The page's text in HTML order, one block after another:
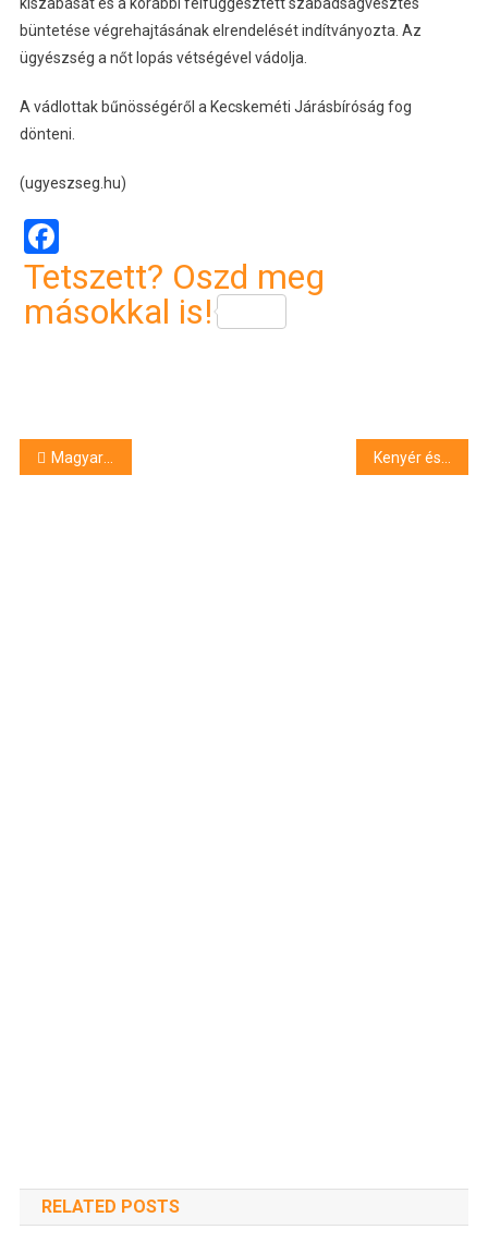
büntetése végrehajtásának elrendelését indítványozta. Az
ügyészség a nőt lopás vétségével vádolja.
A vádlottak bűnösségéről a Kecskeméti Járásbíróság fog
dönteni.
(ugyeszseg.hu)
Facebook
Tetszett? Oszd meg
másokkal is!
Bejegyzés
Magyar kutya nyerte a világ legszebbje címet a 2026-os World Dog Show-n
RELATED POSTS